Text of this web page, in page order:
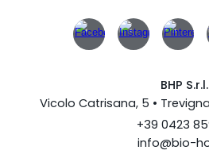
BHP S.r.l.
Vicolo Catrisana, 5 •
+39 0423
info@bio-